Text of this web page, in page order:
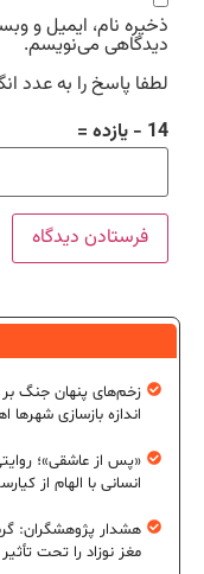
ذخیره نام، ایمیل و
دیدگاهی می‌نویسم.
لطفا پاسخ را به عدد
14 − یازده =
زخم‌های پنهان جنگ بر
اندازه بازسازی شهرها
«پس از عاشقی»؛
انسانی با الهام از
هشدار پژوهشگران:
مغز نوزاد را تحت